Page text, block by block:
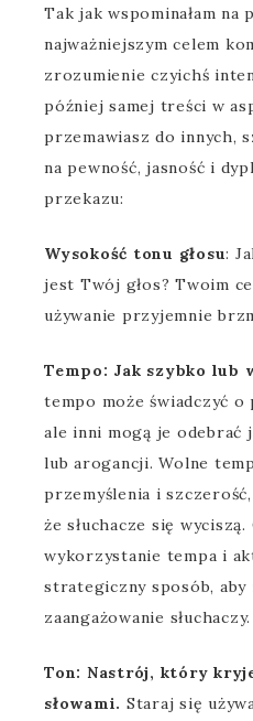
Tak jak wspominałam na
najważniejszym celem
zrozumienie czyichś
później samej treści w
przemawiasz do innych,
na pewność, jasność i
przekazu:
Wysokość tonu głosu:
jest Twój głos? Twoim
używanie przyjemnie
Tempo: Jak szybko lub
tempo może świadczyć
ale inni mogą je odebrać
lub arogancji. Wolne
przemyślenia i
że słuchacze się
wykorzystanie tempa i
strategiczny sposób, aby
zaangażowanie słuchaczy.
Ton: Nastrój, który
słowami. Staraj się